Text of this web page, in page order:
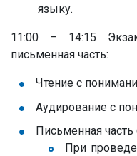
языку.
11:00 – 14:15
письменная часть:
Чтение с
Аудирование с
Письменная
При